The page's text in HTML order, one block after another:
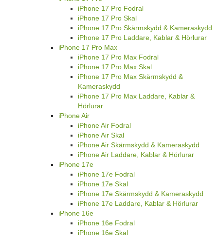
iPhone 17 Pro Fodral
iPhone 17 Pro Skal
iPhone 17 Pro Skärmskydd & Kameraskydd
iPhone 17 Pro Laddare, Kablar & Hörlurar
iPhone 17 Pro Max
iPhone 17 Pro Max Fodral
iPhone 17 Pro Max Skal
iPhone 17 Pro Max Skärmskydd &
Kameraskydd
iPhone 17 Pro Max Laddare, Kablar &
Hörlurar
iPhone Air
iPhone Air Fodral
iPhone Air Skal
iPhone Air Skärmskydd & Kameraskydd
iPhone Air Laddare, Kablar & Hörlurar
iPhone 17e
iPhone 17e Fodral
iPhone 17e Skal
iPhone 17e Skärmskydd & Kameraskydd
iPhone 17e Laddare, Kablar & Hörlurar
iPhone 16e
iPhone 16e Fodral
iPhone 16e Skal